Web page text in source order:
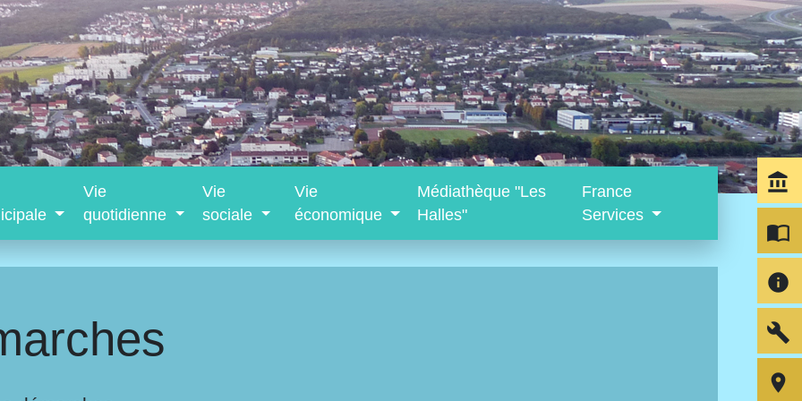
Vie
quotidienne
Vie
sociale
Vie
économique
Médiathèque "Les
Halles"
France
Services
account_balance
import_contacts
info
build
room